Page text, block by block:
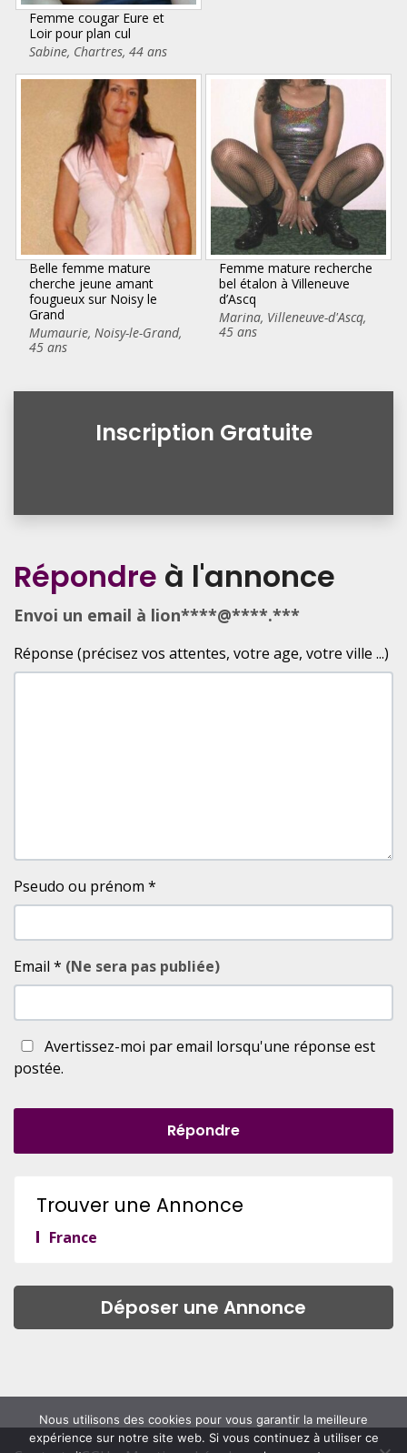
Femme cougar Eure et
Loir pour plan cul
Sabine, Chartres,44 ans
Belle femme mature
cherche jeune amant
fougueux sur Noisy le
Grand
Mumaurie, Noisy-le-Grand,
45 ans
Femme mature recherche
bel étalon à Villeneuve
d’Ascq
Marina, Villeneuve-d'Ascq,
45 ans
Inscription Gratuite
Répondre à l'annonce
Envoi un email à lion****@****.***
Réponse (précisez vos attentes, votre age, votre ville ...)
Pseudo ou prénom *
Email * (Ne sera pas publiée)
Avertissez-moi par email lorsqu'une réponse est
postée.
Répondre
Trouver une Annonce
France
Déposer une Annonce
Nous utilisons des cookies pour vous garantir la meilleure
expérience sur notre site web. Si vous continuez à utiliser ce